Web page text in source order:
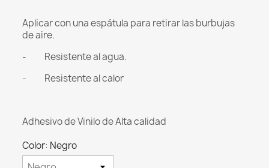
Aplicar con una espátula para retirar las burbujas
de aire.
- Resistente al agua.
- Resistente al calor
Adhesivo de Vinilo de Alta calidad
Color: Negro